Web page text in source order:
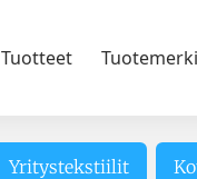
Tuotteet
Yritystekstiilit